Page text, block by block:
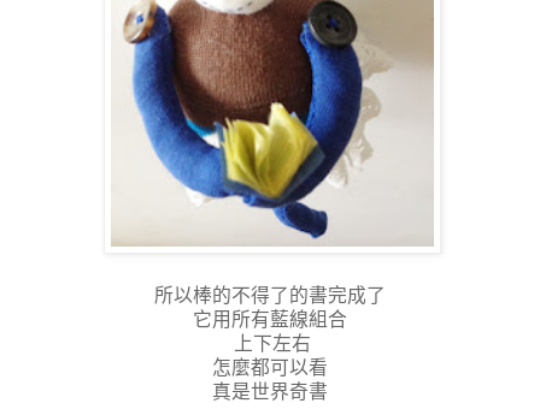
所以棒的不得了的書完成了
它用所有藍線組合
上下左右
怎麼都可以看
真是世界奇書